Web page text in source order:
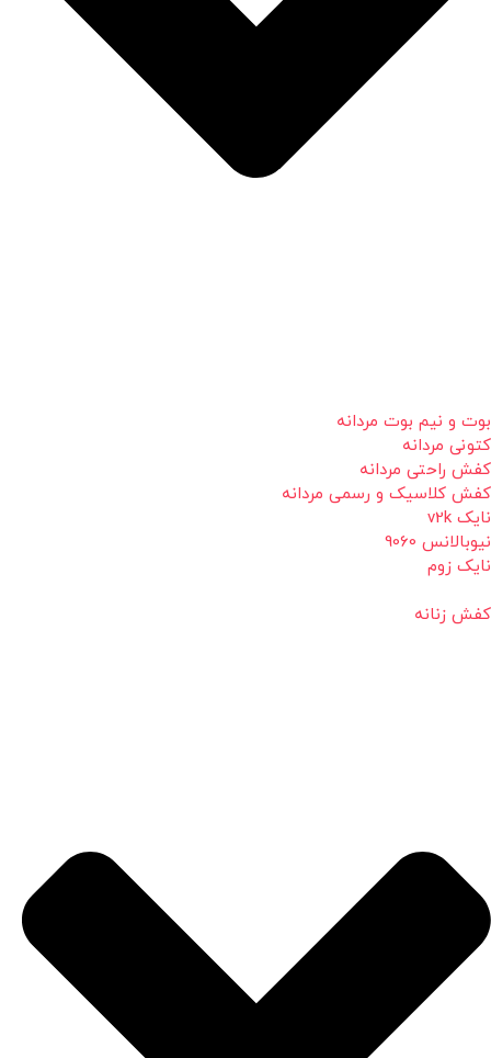
بوت و نیم بوت مردانه
کتونی مردانه
کفش راحتی مردانه
کفش کلاسیک و رسمی مردانه
نایک v2k
نیوبالانس 9060
نایک زوم
کفش زنانه